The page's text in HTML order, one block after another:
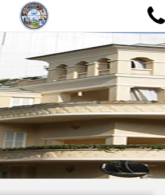
תל אביב שלי
תיור ישראלי
האתר המרכזי להיסטוריה של תל
חייגו
שלחו